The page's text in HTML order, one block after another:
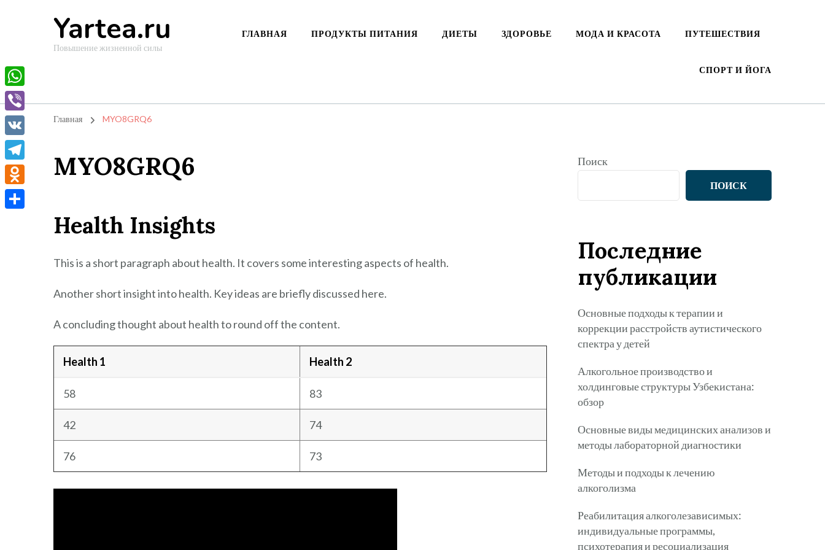
Yartea.ru
Повышение жизненной силы
ГЛАВНАЯ ПРОДУКТЫ ПИТАНИЯ ДИЕТЫ ЗДОРОВЬЕ МОДА И КРАСОТА ПУТЕШЕСТВИЯ
СПОРТ И ЙОГА
Главная MYO8GRQ6
MYO8GRQ6
Health Insights
This is a short paragraph about health. It covers some interesting aspects of health.
Another short insight into health. Key ideas are briefly discussed here.
A concluding thought about health to round off the content.
Health 1 Health 2
58 83
42 74
76 73
Поиск
ПОИСК
Последние
публикации
Основные подходы к терапии и
коррекции расстройств аутистического
спектра у детей
Алкогольное производство и
холдинговые структуры Узбекистана:
обзор
Основные виды медицинских анализов и
методы лабораторной диагностики
Методы и подходы к лечению
алкоголизма
Реабилитация алкоголезависимых:
индивидуальные программы,
психотерапия и ресоциализация
WhatsApp
Viber
VK
Telegram
Odnoklassniki
Отправить